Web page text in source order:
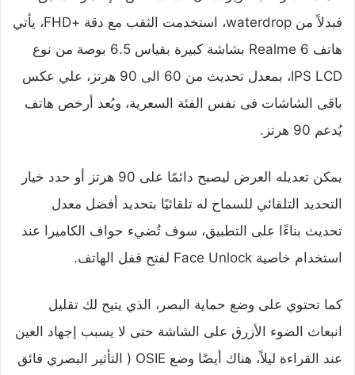
فبدلاً من waterdrop، استخدمت الثقب مع دقة +FHD، يأتي
هاتف Realme 6 بشاشة كبيرة بقياس 6.5 بوصة من نوع
IPS LCD، بمعدل تحديث من 60 الى 90 هرتز، علي عكس
باقى الشاشات فى نفس الفئة السعرية، ويُعد أرخص هاتف
يُدعم 90 هرتز.
يمكن تعديله العرض ليصبح دائمًا على 90 هرتز أو حدد خيار
التحديد التلقائي للسماح له تلقائيًا بتحديد أفضل معدل
تحديث بناءًا على التطبيق، سوف تُضيء حواف الكاميرا عند
استخدام خاصية Face Unlock لفتح قفل الهاتف.
كما تحتوي على وضع حماية البصر، الذي يتيح لك تقليل
انبعاث الضوء الأزرق على الشاشة حتى لا يسبب إجهاد العين
عند القراءة ليلاً، هناك أيضًا وضع OSIE ( التأثير البصري فائق